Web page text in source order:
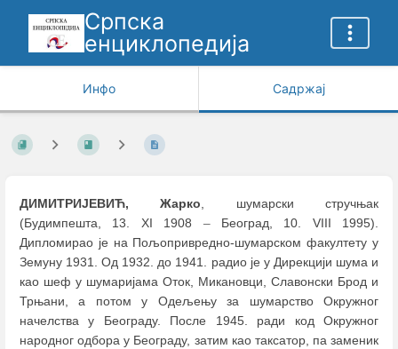
Српска
енциклопедија
Инфо Садржај
ДИМИТРИЈЕВИЋ, Жарко, шумарски стручњак
(Будимпешта, 13. XI 1908 –Београд, 10. VIII 1995).
Дипломирао је на Пољопривредно-шумарском факултету у
Земуну 1931. Од 1932. до 1941. радио је у Дирекцији шума и
као шеф у шумаријама Оток, Микановци, Славонски Брод и
Трњани, а потом у Одељењу за шумарство Окружног
начелства у Београду. После 1945. ради код Окружног
народног одбора у Београду, затим као таксатор, па заменик